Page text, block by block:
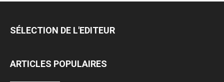
SÉLECTION DE L'EDITEUR
ARTICLES POPULAIRES